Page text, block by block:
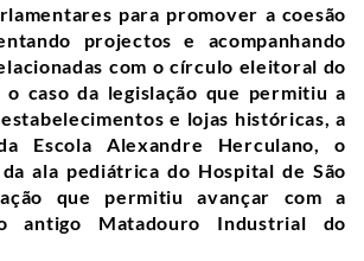
para promover a coesão
projectos e acompanhando
com o círculo eleitoral do
caso da legislação que permitiu a
e lojas históricas, a
Escola Alexandre Herculano, o
ala pediátrica do Hospital de São
que permitiu avançar com a
antigo Matadouro Industrial do